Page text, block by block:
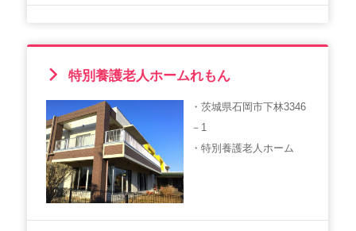
特別養護老人ホームれもん
・茨城県石岡市下林3346
－1
・特別養護老人ホーム